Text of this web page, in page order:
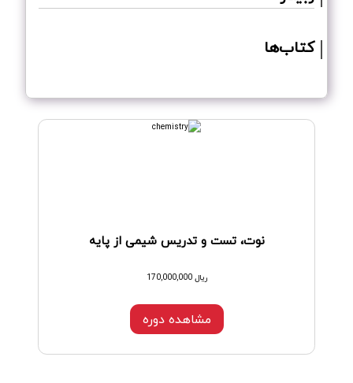
کتاب‌ها
نوت، تست و تدریس شیمی از پایه
ریال 170,000,000
مشاهده دوره